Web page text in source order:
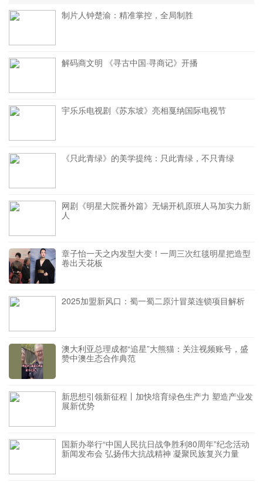
制片人钟楚渝：精准掌控，全局制胜
解码商文明 《寻古中国·寻商记》开播
宇乐乐电视剧《苏东坡》亮相戛纳国际电视节
《只此青绿》的美学提纯：只此青绿，不只青绿
网剧《明星大院番外篇》无锡开机原班人马加实力新
人
章子怡一天之内发型大变！一周三次红毯明星把造型
卷出天花板
2025加盟新风口：蜀一蜀二原汁冒菜连锁项目解析
澳大利亚总理成都“追星”大熊猫：关注视频账号，盛
赞中澳生态合作典范
新思想引领新征程丨加快培育绿色生产力 塑造产业发
展新优势
国新办举行“中国人民抗日战争胜利80周年”纪念活动
新闻发布会 弘扬伟大抗战精神 凝聚民族复兴力量